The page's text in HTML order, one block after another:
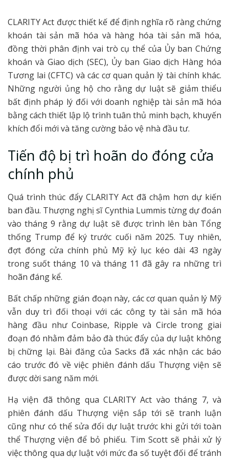
CLARITY Act được thiết kế để định nghĩa rõ ràng chứng
khoán tài sản mã hóa và hàng hóa tài sản mã hóa,
đồng thời phân định vai trò cụ thể của Ủy ban Chứng
khoán và Giao dịch (SEC), Ủy ban Giao dịch Hàng hóa
Tương lai (CFTC) và các cơ quan quản lý tài chính khác.
Những người ủng hộ cho rằng dự luật sẽ giảm thiểu
bất định pháp lý đối với doanh nghiệp tài sản mã hóa
bằng cách thiết lập lộ trình tuân thủ minh bạch, khuyến
khích đổi mới và tăng cường bảo vệ nhà đầu tư.
Tiến độ bị trì hoãn do đóng cửa
chính phủ
Quá trình thúc đẩy CLARITY Act đã chậm hơn dự kiến
ban đầu. Thượng nghị sĩ Cynthia Lummis từng dự đoán
vào tháng 9 rằng dự luật sẽ được trình lên bàn Tổng
thống Trump để ký trước cuối năm 2025. Tuy nhiên,
đợt đóng cửa chính phủ Mỹ kỷ lục kéo dài 43 ngày
trong suốt tháng 10 và tháng 11 đã gây ra những trì
hoãn đáng kể.
Bất chấp những gián đoạn này, các cơ quan quản lý Mỹ
vẫn duy trì đối thoại với các công ty tài sản mã hóa
hàng đầu như Coinbase, Ripple và Circle trong giai
đoạn đó nhằm đảm bảo đà thúc đẩy của dự luật không
bị chững lại. Bài đăng của Sacks đã xác nhận các báo
cáo trước đó về việc phiên đánh dấu Thượng viện sẽ
được dời sang năm mới.
Hạ viện đã thông qua CLARITY Act vào tháng 7, và
phiên đánh dấu Thượng viện sắp tới sẽ tranh luận
cũng như có thể sửa đổi dự luật trước khi gửi tới toàn
thể Thượng viện để bỏ phiếu. Tim Scott sẽ phải xử lý
việc thông qua dự luật với mức đa số tuyệt đối để tránh